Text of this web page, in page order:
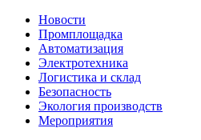
Новости
Промплощадка
Автоматизация
Электротехника
Логистика и склад
Безопасность
Экология производств
Мероприятия